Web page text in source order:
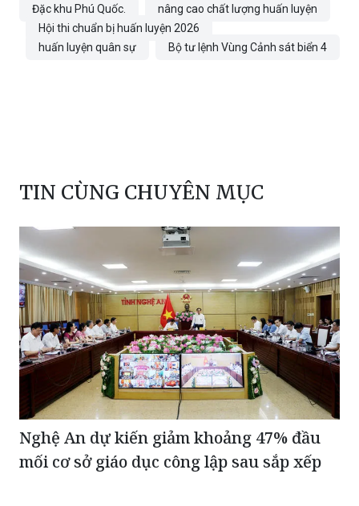
Đặc khu Phú Quốc.
nâng cao chất lượng huấn luyện
Hội thi chuẩn bị huấn luyện 2026
huấn luyện quân sự
Bộ tư lệnh Vùng Cảnh sát biển 4
TIN CÙNG CHUYÊN MỤC
Nghệ An dự kiến giảm khoảng 47% đầu
mối cơ sở giáo dục công lập sau sắp xếp